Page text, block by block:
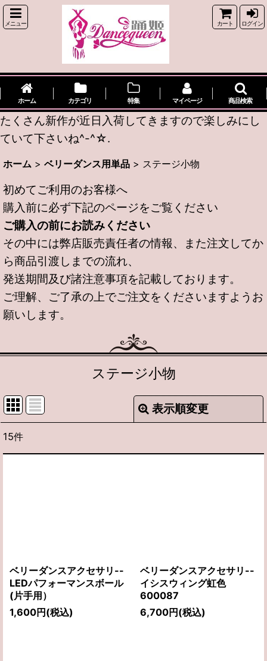
メニュー カート ログイン
ホーム カテゴリ 特集 マイページ 商品検索
たくさん新作が近日入荷してきますので楽しみにし
ていて下さいね^-^☆.
ホーム > ベリーダンス用単品 > ステージ小物
初めてご利用のお客様へ
購入前に必ず下記のページをご覧ください
ご購入の前にお読みください
その中には弊店販売責任者の情報、また注文してか
ら商品引渡しまでの流れ、
発送期間及び諸注意事項を記載しております。
ご理解、ご了承の上でご注文をくださいますようお
願いします。
ステージ小物
表示順変更
表示数
閉じる
15件
ベリーダンスアクセサリ--
LEDパフォーマンスボール
(片手用）
1,600円 (税込)
ベリーダンスアクセサリ--
イシスウィング虹色
600087
6,700円 (税込)